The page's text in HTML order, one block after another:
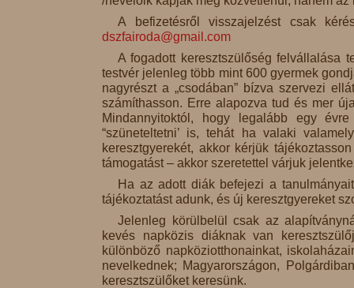
A befizetésről visszajelzést csak
dszfairoda@gmail.com
A fogadott keresztszülőség felvállalása
testvér jelenleg több mint 600 gyermek
nagyrészt a „csodában” bízva szervezi
számíthasson. Erre alapozva tud és mer
Mindannyitoktól, hogy legalább egy
“szüneteltetni’ is, tehát ha valaki
keresztgyerekét, akkor kérjük
támogatást – akkor szeretettel várjuk
Ha az adott diák befejezi a
tájékoztatást adunk, és új keresztgyereket
Jelenleg körülbelül csak az
kevés napközis diáknak van
különböző napköziotthonainkat,
nevelkednek; Magyarországon,
keresztszülőket keresünk.